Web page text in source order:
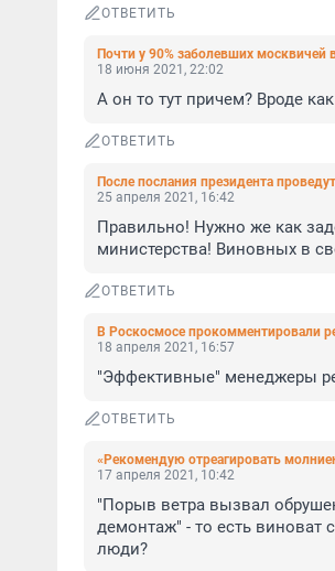
ОТВЕТИТЬ
Почти у 90% заболевших
18 июня 2021, 22:02
А он то тут причем? Вроде
ОТВЕТИТЬ
После послания президента
25 апреля 2021, 16:42
Правильно! Нужно же как
министерства! Виновных в
ОТВЕТИТЬ
В Роскосмосе прокомментировали
18 апреля 2021, 16:57
"Эффективные" менеджеры
ОТВЕТИТЬ
«Рекомендую отреагировать
17 апреля 2021, 10:42
"Порыв ветра вызвал
демонтаж" - то есть виноват
люди?